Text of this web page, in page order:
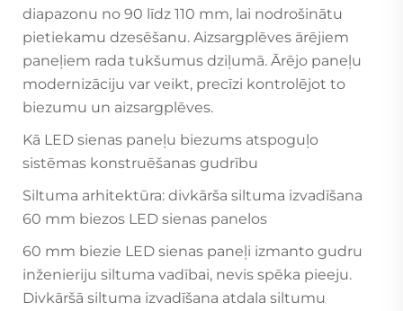
diapazonu no 90 līdz 110 mm, lai nodrošinātu
pietiekamu dzesēšanu. Aizsargplēves ārējiem
paneļiem rada tukšumus dziļumā. Ārējo paneļu
modernizāciju var veikt, precīzi kontrolējot to
biezumu un aizsargplēves.
Kā LED sienas paneļu biezums atspoguļo
sistēmas konstruēšanas gudrību
Siltuma arhitektūra: divkārša siltuma izvadīšana
60 mm biezos LED sienas panelos
60 mm biezie LED sienas paneļi izmanto gudru
inženieriju siltuma vadībai, nevis spēka pieeju.
Divkāršā siltuma izvadīšana atdala siltumu